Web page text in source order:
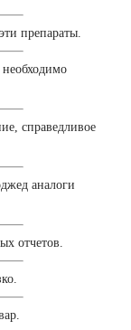
препараты.
справедливое
аналоги
отчетов.